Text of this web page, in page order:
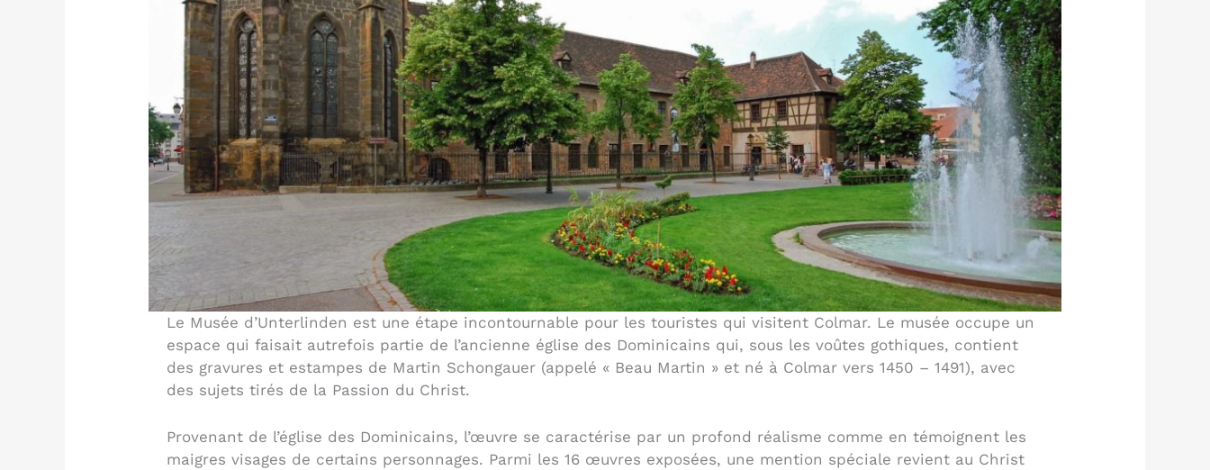
Le Musée d’Unterlinden est une étape incontournable pour les touristes qui visitent Colmar. Le musée occupe un
espace qui faisait autrefois partie de l’ancienne église des Dominicains qui, sous les voûtes gothiques, contient
des gravures et estampes de Martin Schongauer (appelé « Beau Martin » et né à Colmar vers 1450 – 1491), avec
des sujets tirés de la Passion du Christ.
Provenant de l’église des Dominicains, l’œuvre se caractérise par un profond réalisme comme en témoignent les
maigres visages de certains personnages. Parmi les 16 œuvres exposées, une mention spéciale revient au Christ